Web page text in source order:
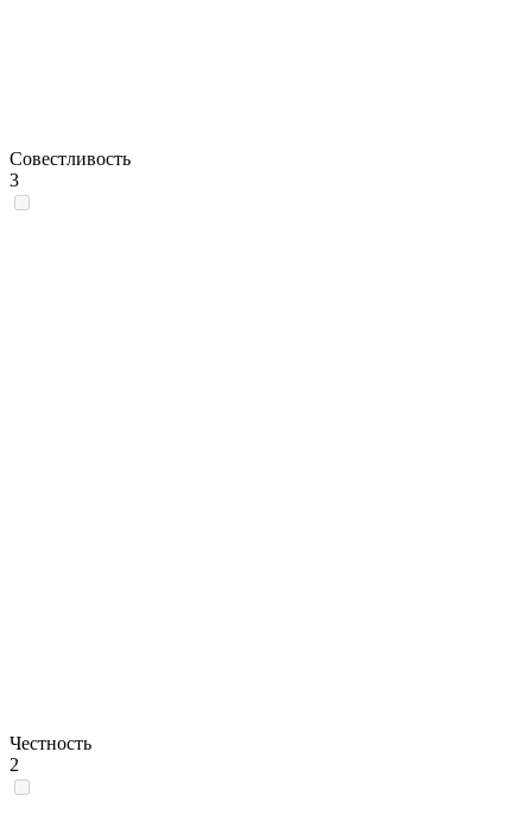
Совестливость
3
Честность
2